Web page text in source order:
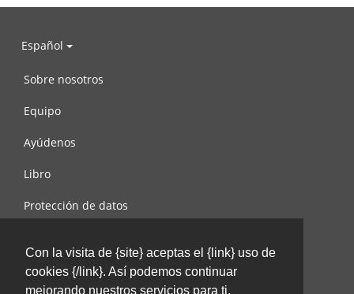
Con la visita de {site} aceptas el {link} uso de
cookies {/link}. Así podemos continuar
mejorando nuestros servicios para ti.
Español
Sobre nosotros
Equipo
Ayúdenos
Libro
Protección de datos
Contáctenos